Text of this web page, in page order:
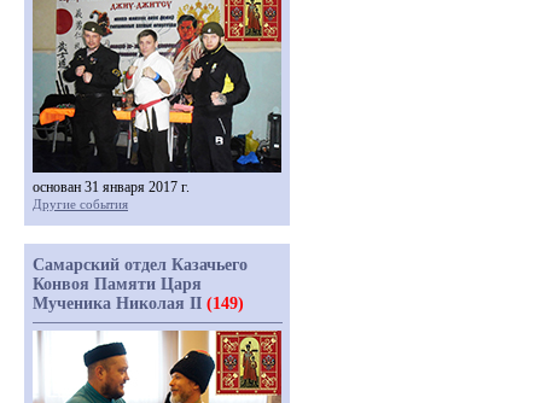
основан 31 января 2017 г.
Другие события
Самарский отдел Казачьего
Конвоя Памяти Царя
Мученика Николая II (149)